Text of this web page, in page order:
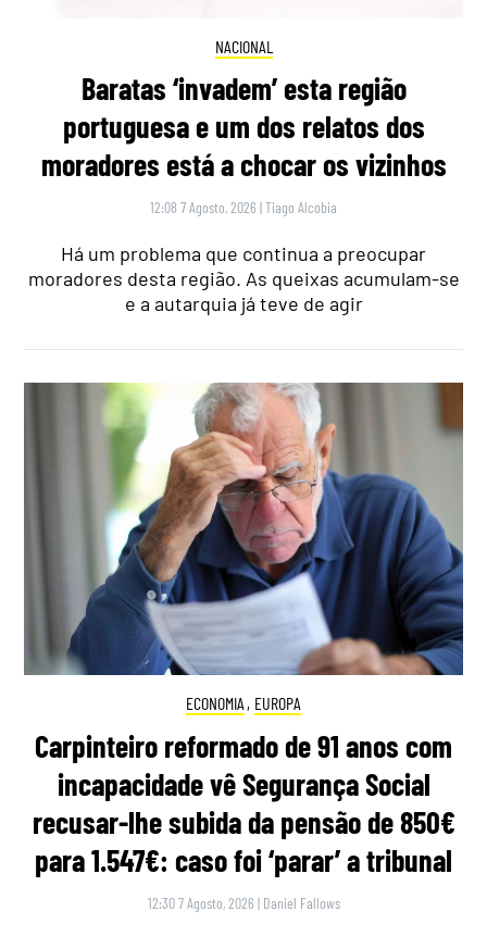
NACIONAL
Baratas ‘invadem’ esta região
portuguesa e um dos relatos dos
moradores está a chocar os vizinhos
12:08 7 Agosto, 2026 |Tiago Alcobia
Há um problema que continua a preocupar
moradores desta região. As queixas acumulam-se
e a autarquia já teve de agir
ECONOMIA , EUROPA
Carpinteiro reformado de 91 anos com
incapacidade vê Segurança Social
recusar-lhe subida da pensão de 850€
para 1.547€: caso foi ‘parar’ a tribunal
12:30 7 Agosto, 2026 | Daniel Fallows